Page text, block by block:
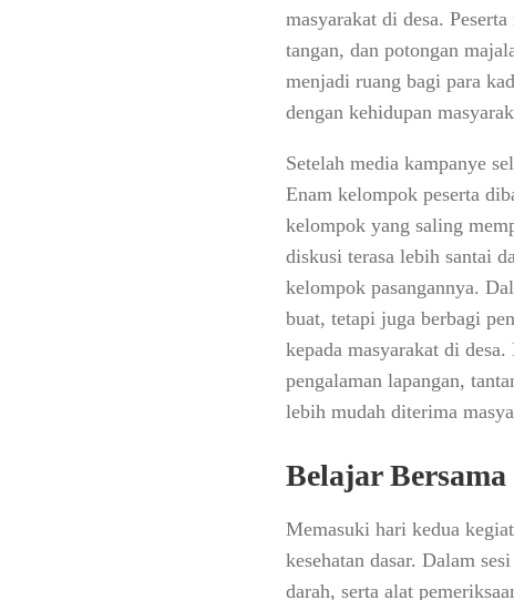
masyarakat di desa.
tangan, dan potongan
menjadi ruang bagi para
dengan kehidupan
Setelah media kampanye
Enam kelompok peserta
kelompok yang saling
diskusi terasa lebih santai
kelompok pasangannya.
buat, tetapi juga berbagi
kepada masyarakat di
pengalaman lapangan,
lebih mudah diterima
Belajar
Memasuki hari kedua
kesehatan dasar. Dalam
darah, serta alat